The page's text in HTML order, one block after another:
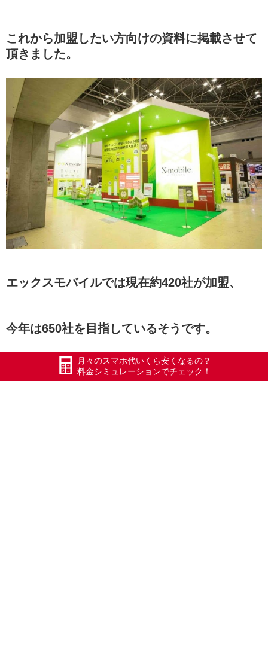
これから加盟したい方向けの資料に掲載させて
頂きました。
エックスモバイルでは現在約420社が加盟、
今年は650社を目指しているそうです。
月々のスマホ代いくら安くなるの？
料金シミュレーションでチェック！